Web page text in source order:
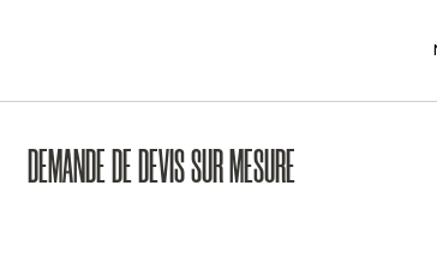
DEMANDE DE DEVIS SUR MESURE